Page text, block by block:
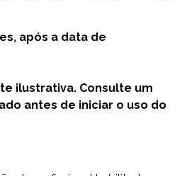
após a data de
ilustrativa. Consulte um
antes de iniciar o uso do